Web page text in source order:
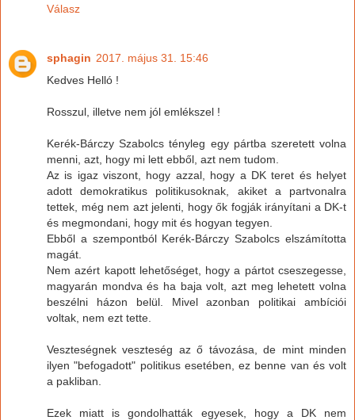
Válasz
sphagin 2017. május 31. 15:46
Kedves Helló !
Rosszul, illetve nem jól emlékszel !
Kerék-Bárczy Szabolcs tényleg egy pártba szeretett volna
menni, azt, hogy mi lett ebből, azt nem tudom.
Az is igaz viszont, hogy azzal, hogy a DK teret és helyet
adott demokratikus politikusoknak, akiket a partvonalra
tettek, még nem azt jelenti, hogy ők fogják irányítani a DK-t
és megmondani, hogy mit és hogyan tegyen.
Ebből a szempontból Kerék-Bárczy Szabolcs elszámította
magát.
Nem azért kapott lehetőséget, hogy a pártot cseszegesse,
magyarán mondva és ha baja volt, azt meg lehetett volna
beszélni házon belül. Mivel azonban politikai ambíciói
voltak, nem ezt tette.
Veszteségnek veszteség az ő távozása, de mint minden
ilyen "befogadott" politikus esetében, ez benne van és volt
a pakliban.
Ezek miatt is gondolhatták egyesek, hogy a DK nem